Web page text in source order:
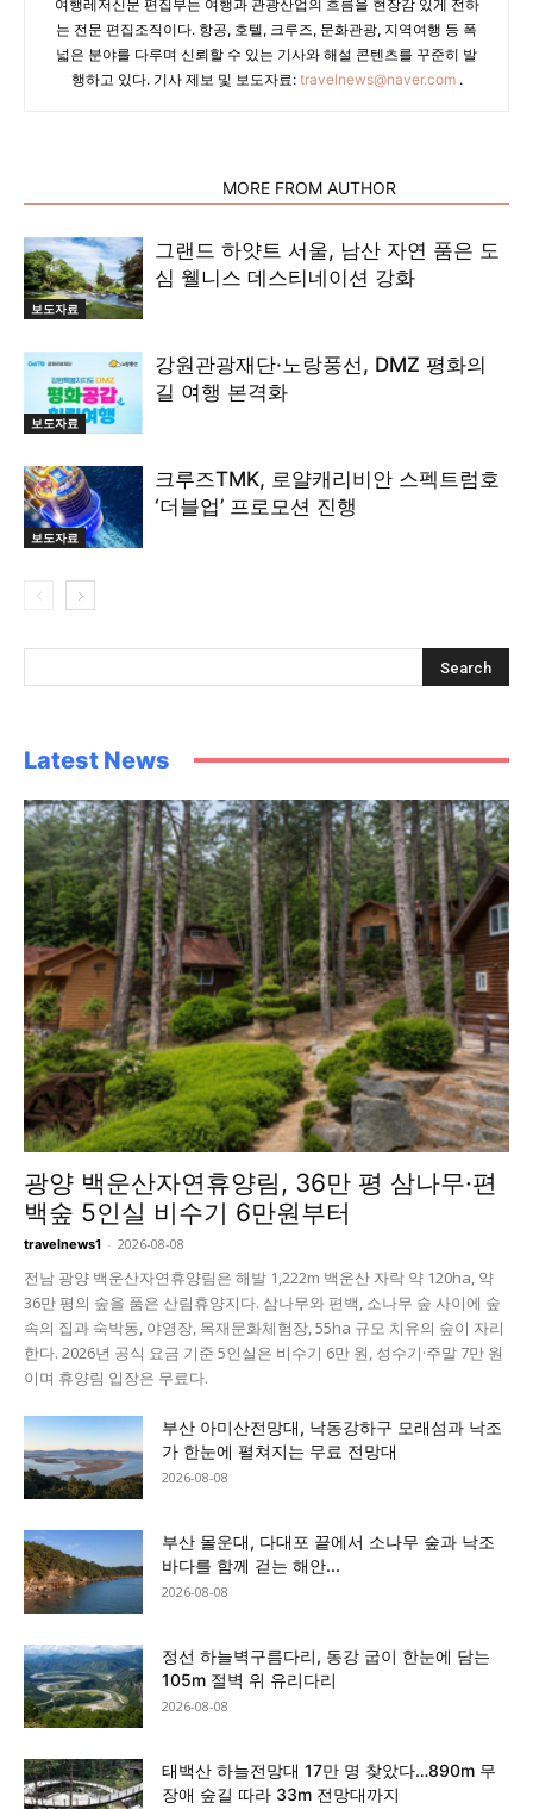
여행레저신문 편집부는 여행과 관광산업의 흐름을 현장감 있게 전하
는 전문 편집조직이다. 항공, 호텔, 크루즈, 문화관광, 지역여행 등 폭
넓은 분야를 다루며 신뢰할 수 있는 기사와 해설 콘텐츠를 꾸준히 발
행하고 있다. 기사 제보 및 보도자료: travelnews@naver.com.
MORE FROM AUTHOR
보도자료
그랜드 하얏트 서울, 남산 자연 품은 도
심 웰니스 데스티네이션 강화
보도자료
강원관광재단·노랑풍선, DMZ 평화의
길 여행 본격화
보도자료
크루즈TMK, 로얄캐리비안 스펙트럼호
‘더블업’ 프로모션 진행
Latest News
광양 백운산자연휴양림, 36만 평 삼나무·편
백숲 5인실 비수기 6만원부터
travelnews1 - 2026-08-08
전남 광양 백운산자연휴양림은 해발 1,222m 백운산 자락 약 120ha, 약
36만 평의 숲을 품은 산림휴양지다. 삼나무와 편백, 소나무 숲 사이에 숲
속의 집과 숙박동, 야영장, 목재문화체험장, 55ha 규모 치유의 숲이 자리
한다. 2026년 공식 요금 기준 5인실은 비수기 6만 원, 성수기·주말 7만 원
이며 휴양림 입장은 무료다.
부산 아미산전망대, 낙동강하구 모래섬과 낙조
가 한눈에 펼쳐지는 무료 전망대
2026-08-08
부산 몰운대, 다대포 끝에서 소나무 숲과 낙조
바다를 함께 걷는 해안...
2026-08-08
정선 하늘벽구름다리, 동강 굽이 한눈에 담는
105m 절벽 위 유리다리
2026-08-08
태백산 하늘전망대 17만 명 찾았다…890m 무
장애 숲길 따라 33m 전망대까지